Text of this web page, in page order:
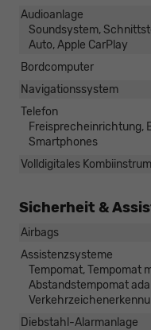
Audioanlage
Soundsystem,
Auto, Apple CarPlay
Bordcomputer
Navigationssystem
Telefon
Freisprecheinrichtung,
Smartphones
Volldigitales
Sicherheit &
Airbags
Assistenzsysteme
Tempomat, Tempomat
Abstandstempomat
Diebstahl-Alarmanlage